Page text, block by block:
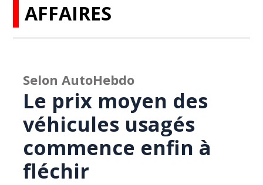
AFFAIRES
Selon AutoHebdo
Le prix moyen des
véhicules usagés
commence enfin à
fléchir